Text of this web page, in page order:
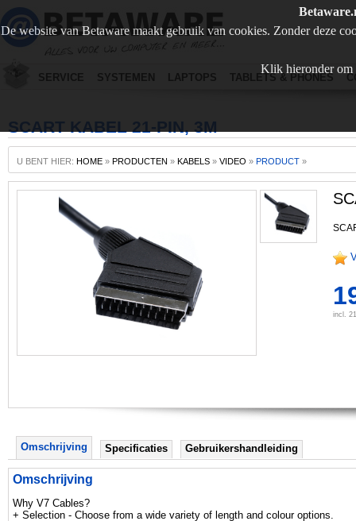
De website van Betaware maakt gebruik van cookies. Zonder deze
Klik hieronder om
SERVICE SYSTEMEN LAPTOPS TABLETS & PHONES
SCART KABEL 21-PIN, 3M
U BENT HIER: HOME » PRODUCTEN » KABELS » VIDEO » PRODUCT »
incl.
Omschrijving Specificaties Gebruikershandleiding
Omschrijving
Why V7 Cables?
+ Selection - Choose from a wide variety of length and colour options.